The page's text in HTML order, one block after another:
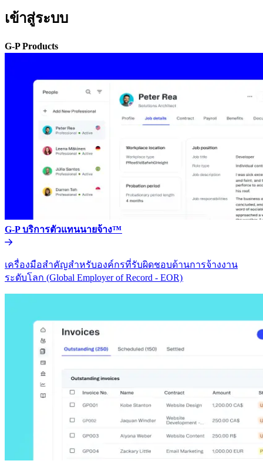
เข้าสู่ระบบ​​
G-P Products​​
G-P บริการตัวแทนนายจ้าง™​​
เครื่องมือสำคัญสำหรับองค์กรที่รับผิดชอบด้านการจ้างงาน
ระดับโลก (Global Employer of Record - EOR)​​